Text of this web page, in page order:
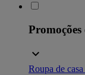
Promoções
Roupa de